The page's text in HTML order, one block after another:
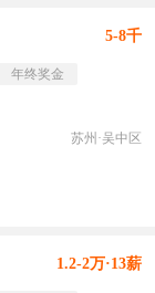
5-8千
年终奖金
苏州·吴中区
1.2-2万·13薪